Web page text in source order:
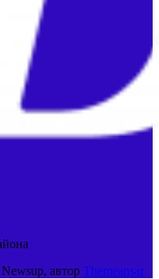
автор Themeansar